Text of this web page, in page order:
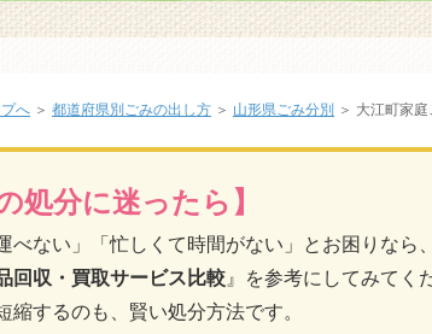
へ ＞ 都道府県別ごみの出し方 ＞ 山形県ごみ分別 ＞ 大江町家
処分に迷ったら】
べない」「忙しくて時間がない」とお困りなら
回収・買取サービス比較』を参考にしてみてく
縮するのも、賢い処分方法です。